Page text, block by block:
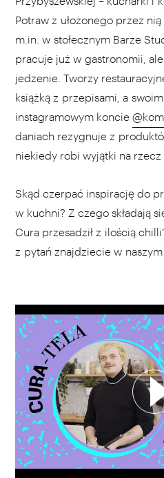
Potraw z ułożonego przez
m.in. w stołecznym Barze
pracuje już w gastronomii,
jedzenie. Tworzy
książką z przepisami, a
instagramowym koncie
daniach rezygnuje z
niekiedy robi wyjątki na rzecz
Skąd czerpać inspirację do
w kuchni? Z czego składają
Cura przesadził z ilością
z pytań znajdziecie w
WYBIERZ SWOJĄ PLAYLISTĘ